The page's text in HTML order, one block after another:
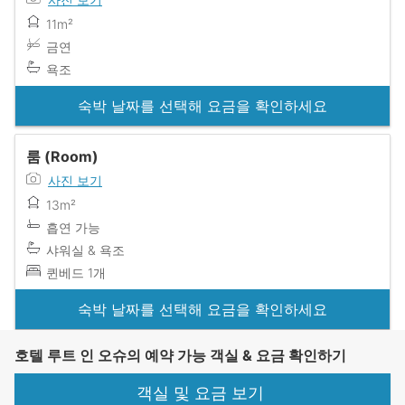
11m²
금연
욕조
숙박 날짜를 선택해 요금을 확인하세요
룸 (Room)
사진 보기
13m²
흡연 가능
샤워실 & 욕조
퀸베드 1개
숙박 날짜를 선택해 요금을 확인하세요
호텔 루트 인 오슈의 예약 가능 객실 & 요금 확인하기
객실 및 요금 보기